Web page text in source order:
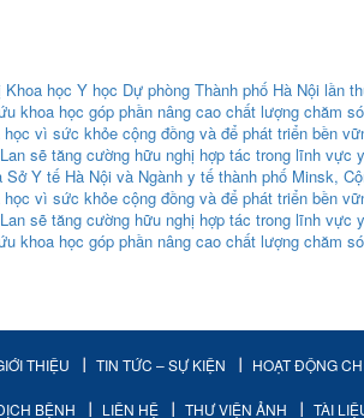
học Y học Dự phòng Thành phố Hà Nội lần
khoa học góp phần nâng cao chất lượng chăm
học vì sức khỏe cộng đồng và để phát triển bền
sẽ tăng cường hữu nghị hợp tác trong lĩnh vực
Y tế Hà Nội và Ngành y tế thành phố Minsk,
học vì sức khỏe cộng đồng và để phát triển bền
sẽ tăng cường hữu nghị hợp tác trong lĩnh vực
khoa học góp phần nâng cao chất lượng chăm
THIỆU TIN TỨC – SỰ KIỆN HOẠT ĐỘNG
BỆNH LIÊN HỆ THƯ VIỆN ẢNH TÀI